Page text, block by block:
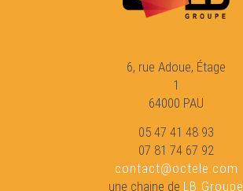
Libre 24 : Lo libre de Catòia
6, rue Adoue, Étage
1
64000 PAU
05 47 41 48 93
07 81 74 67 92
contact@octele.com
une chaine de LB Groupe